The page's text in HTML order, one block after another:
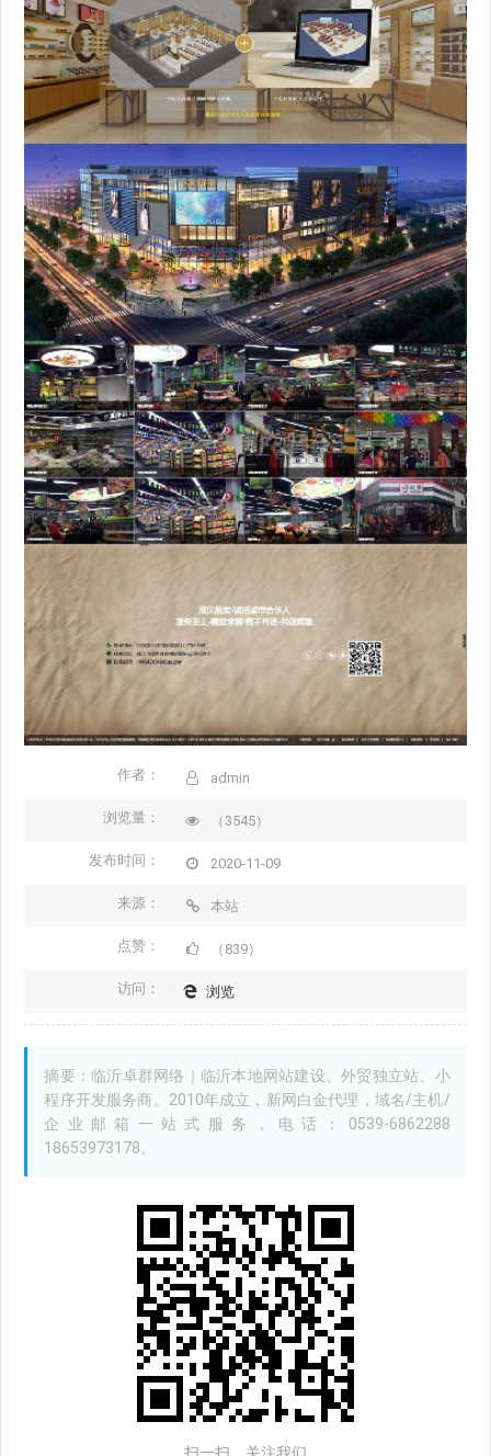
作者： admin
浏览量： （3545）
发布时间： 2020-11-09
来源： 本站
点赞： （839）
访问： 浏览
摘要：临沂卓群网络｜临沂本地网站建设、外贸独立站、小
程序开发服务商。2010年成立，新网白金代理，域名/主机/
企业邮箱一站式服务，电话：0539-6862288
18653973178。